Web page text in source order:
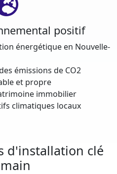
positif
énergétique en Nouvelle-
émissions de CO2
et propre
immobilier
climatiques locaux
d'installation clé